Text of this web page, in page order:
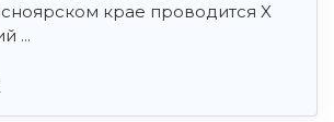
крае проводится X
...